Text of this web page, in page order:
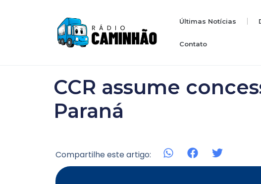
Últimas Notícias
Contato
CCR assume
Paraná
Compartilhe este artigo: